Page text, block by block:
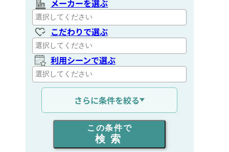
メーカーを選ぶ
こだわりで選ぶ
利用シーンで選ぶ
通信距離を選ぶ
出力を選ぶ
同時通話人数を選ぶ
さらに条件を絞る
この条件で
検索